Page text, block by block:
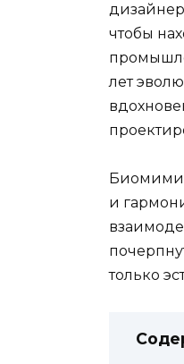
чтобы
лет
и
только